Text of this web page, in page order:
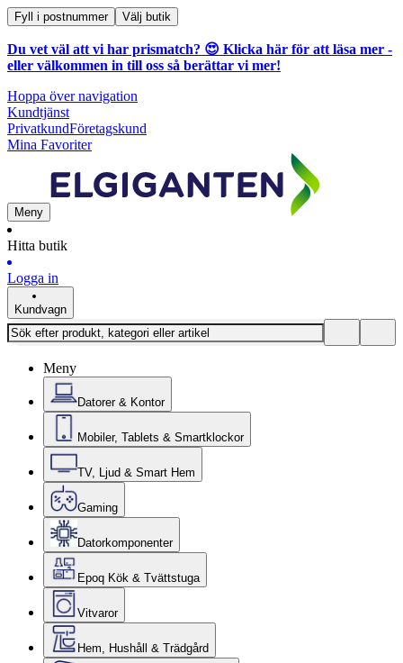
Fyll i postnummer Välj butik
Du vet väl att vi har prismatch? 😍 Klicka här för att läsa mer -
eller välkommen in till oss så berättar vi mer!
Hoppa över navigation
Kundtjänst
PrivatkundFöretagskund
Mina Favoriter
Meny
Hitta butik
Logga in
Kundvagn
Meny
Datorer & Kontor
Mobiler, Tablets & Smartklockor
TV, Ljud & Smart Hem
Gaming
Datorkomponenter
Epoq Kök & Tvättstuga
Vitvaror
Hem, Hushåll & Trädgård